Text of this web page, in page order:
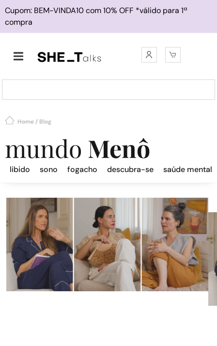
Cupom: BEM-VINDA10 com 10% OFF *válido para 1ª
compra
Home/ Blog
libido sono fogacho descubra-se saúde mental
mundo Menô